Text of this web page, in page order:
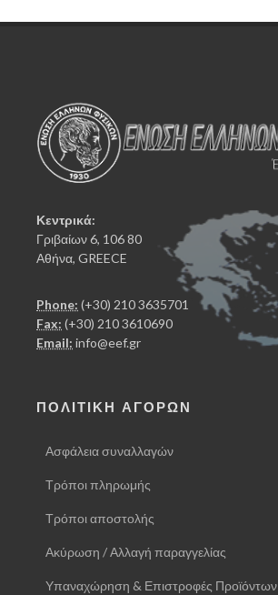
Κεντρικά:
Γριβαίων 6, 106 80
Αθήνα, GREECE
Phone: (+30) 210 3635701
Fax: (+30) 210 3610690
Email: info@eef.gr
ΠΟΛΙΤΙΚΗ ΑΓΟΡΩΝ
Ασφάλεια συναλλαγών
Τρόποι πληρωμής
Τρόποι αποστολής
Ακύρωση / Αλλαγή παραγγελίας
Υπαναχώρηση & Επιστροφές Προϊόντων